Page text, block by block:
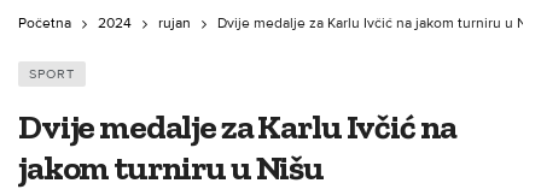
Početna 2024 rujan Dvije medalje za Karlu Ivčić na jakom turniru u
SPORT
Dvije medalje za Karlu Ivčić na
jakom turniru u Nišu